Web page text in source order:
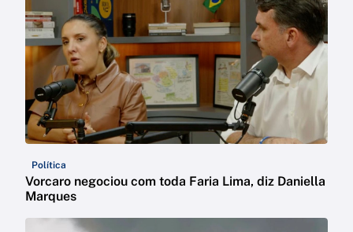
Política
Vorcaro negociou com toda Faria Lima, diz Daniella
Marques